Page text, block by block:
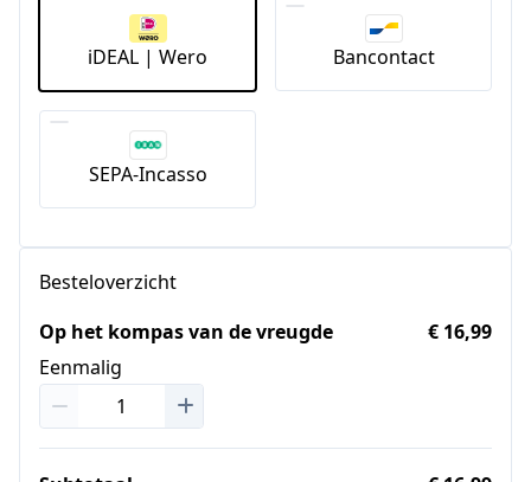
iDEAL | Wero Bancontact
SEPA-Incasso
Besteloverzicht
Op het kompas van de vreugde
Eenmalig
€ 16,99